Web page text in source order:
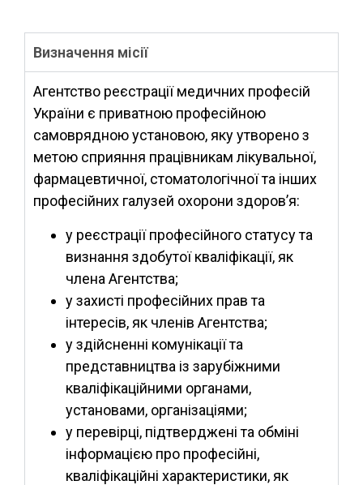
Визначення місії
Агентство реєстрації медичних професій
України є приватною професійною
самоврядною установою, яку утворено з
метою сприяння працівникам лікувальної,
фармацевтичної, стоматологічної та інших
професійних галузей охорони здоров’я:
у реєстрації професійного статусу та
визнання здобутої кваліфікації, як
члена Агентства;
у захисті професійних прав та
інтересів, як членів Агентства;
у здійсненні комунікації та
представництва із зарубіжними
кваліфікаційними органами,
установами, організаціями;
у перевірці, підтверджені та обміні
інформацією про професійні,
кваліфікаційні характеристики, як